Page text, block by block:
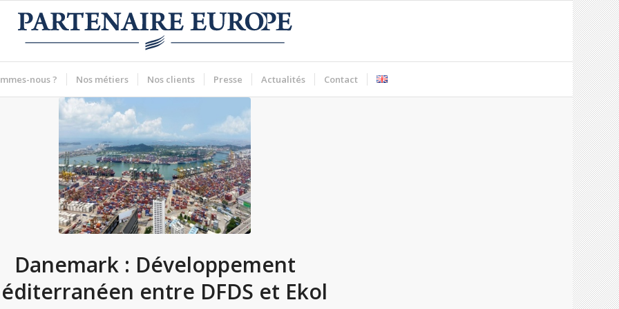
nous ? Nos métiers Nos clients Presse Actualités Contact
Danemark : Développement
entre DFDS et Ekol